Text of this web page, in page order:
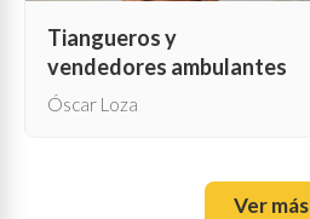
Tiangueros y
vendedores ambulantes
Óscar Loza
Ver más